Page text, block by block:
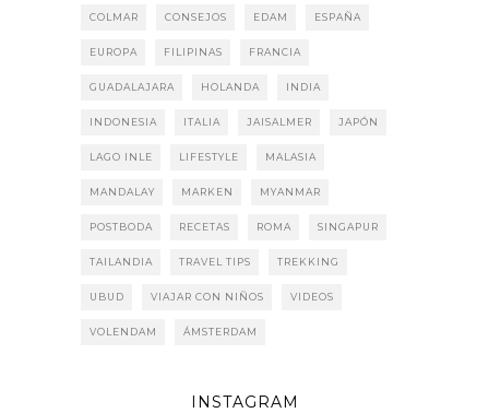
COLMAR CONSEJOS EDAM ESPAÑA
EUROPA FILIPINAS FRANCIA
GUADALAJARA HOLANDA INDIA
INDONESIA ITALIA JAISALMER JAPÓN
LAGO INLE LIFESTYLE MALASIA
MANDALAY MARKEN MYANMAR
POSTBODA RECETAS ROMA SINGAPUR
TAILANDIA TRAVEL TIPS TREKKING
UBUD VIAJAR CON NIÑOS VIDEOS
VOLENDAM ÁMSTERDAM
INSTAGRAM